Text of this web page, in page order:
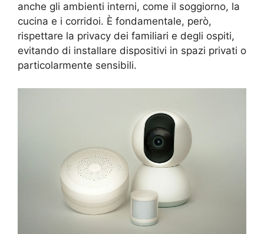
anche gli ambienti interni, come il soggiorno, la
cucina e i corridoi. È fondamentale, però,
rispettare la privacy dei familiari e degli ospiti,
evitando di installare dispositivi in spazi privati o
particolarmente sensibili.